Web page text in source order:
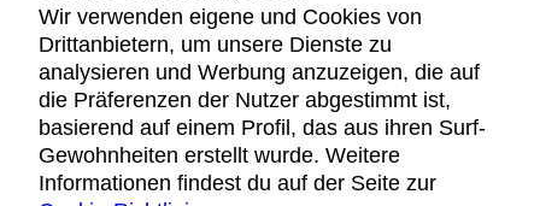
RECHTLICHER HINWEIS
DATENSCHUTZICHTLINIE
COOKIES
Wir verwenden eigene und Cookies von
Drittanbietern, um unsere Dienste zu
analysieren und Werbung anzuzeigen, die auf
die Präferenzen der Nutzer abgestimmt ist,
basierend auf einem Profil, das aus ihren Surf-
Gewohnheiten erstellt wurde. Weitere
Informationen findest du auf der Seite zur